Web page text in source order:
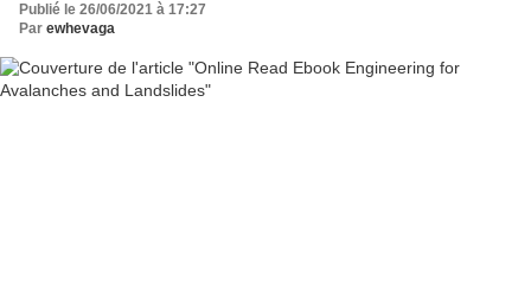
Publié le 26/06/2021 à 17:27
Par ewhevaga